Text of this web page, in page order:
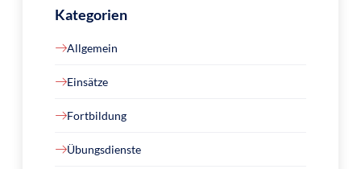
Kategorien
Allgemein
Einsätze
Fortbildung
Übungsdienste